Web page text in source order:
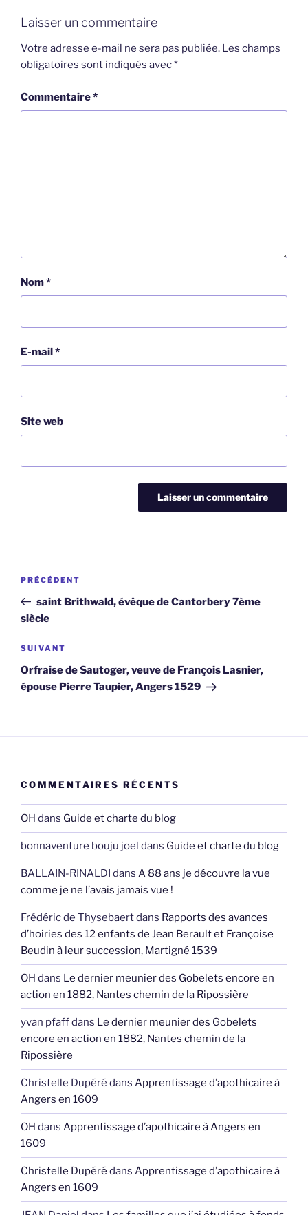
Laisser un commentaire
Votre adresse e-mail ne sera pas publiée. Les champs
obligatoires sont indiqués avec*
Commentaire*
Nom*
E-mail*
Site web
Navigation
l’article
Article
précédent
PRÉCÉDENT
saint Brithwald, évêque de Cantorbery 7ème
siècle
Article
suivant
SUIVANT
Orfraise de Sautoger, veuve de François Lasnier,
épouse Pierre Taupier, Angers 1529
COMMENTAIRES RÉCENTS
OH dans Guide et charte du blog
bonnaventure bouju joel dans Guide et charte du blog
BALLAIN-RINALDI dans A 88 ans je découvre la vue
comme je ne l’avais jamais vue !
Frédéric de Thysebaertdans Rapports des avances
d’hoiries des 12 enfants de Jean Berault et Françoise
Beudin à leur succession, Martigné 1539
OH dans Le dernier meunier des Gobelets encore en
action en 1882, Nantes chemin de la Ripossière
yvan pfaffdans Le dernier meunier des Gobelets
encore en action en 1882, Nantes chemin de la
Ripossière
Christelle Dupéré dans Apprentissage d’apothicaire à
Angers en 1609
OH dans Apprentissage d’apothicaire à Angers en
1609
Christelle Dupéré dans Apprentissage d’apothicaire à
Angers en 1609